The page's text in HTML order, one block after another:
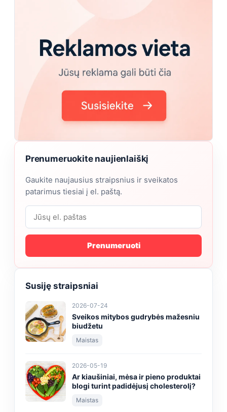
Prenumeruokite naujienlaiškį
Gaukite naujausius straipsnius ir sveikatos
patarimus tiesiai į el. paštą.
Prenumeruoti
Susiję straipsniai
2026-07-24
Sveikos mitybos gudrybės mažesniu
biudžetu
Maistas
2026-05-19
Ar kiaušiniai, mėsa ir pieno produktai
blogi turint padidėjusį cholesterolį?
Maistas